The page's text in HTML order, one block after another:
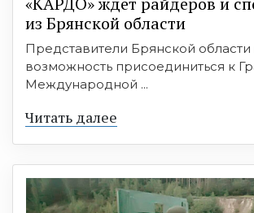
из Брянской области
Представители Брянской области
возможность присоединиться к
Международной ...
Читать далее